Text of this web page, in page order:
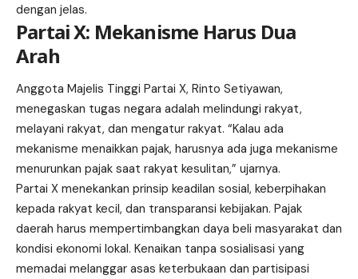
dengan jelas.
Partai X: Mekanisme Harus Dua
Arah
Anggota Majelis Tinggi Partai X, Rinto Setiyawan,
menegaskan tugas negara adalah melindungi rakyat,
melayani rakyat, dan mengatur rakyat. “Kalau ada
mekanisme menaikkan pajak, harusnya ada juga mekanisme
menurunkan pajak saat rakyat kesulitan,” ujarnya.
Partai X menekankan prinsip keadilan sosial, keberpihakan
kepada rakyat kecil, dan transparansi kebijakan. Pajak
daerah harus mempertimbangkan daya beli masyarakat dan
kondisi ekonomi lokal. Kenaikan tanpa sosialisasi yang
memadai melanggar asas keterbukaan dan partisipasi